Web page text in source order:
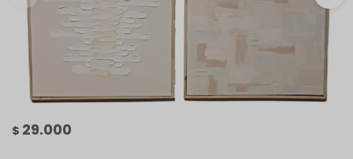
$ 29.000